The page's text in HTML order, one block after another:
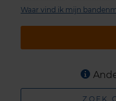
Waar vind ik mijn
ZOEK